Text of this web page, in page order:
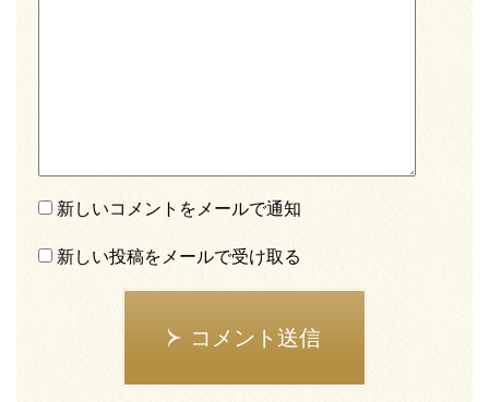
新しいコメントをメールで通知
新しい投稿をメールで受け取る
コメント送信